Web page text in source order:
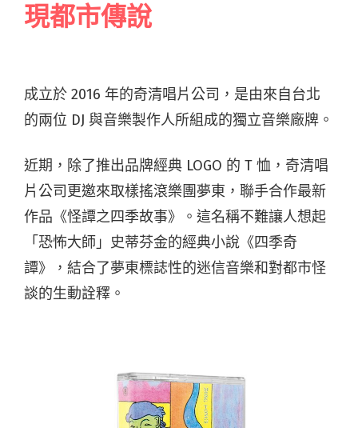
現都市傳說
成立於 2016 年的奇清唱片公司，是由來自台北
的兩位 DJ 與音樂製作人所組成的獨立音樂廠牌。
近期，除了推出品牌經典 LOGO 的 T 恤，奇清唱
片公司更邀來取樣搖滾樂團夢東，聯手合作最新
作品《怪譚之四季故事》。這名稱不難讓人想起
「恐怖大師」史蒂芬金的經典小說《四季奇
譚》，結合了夢東標誌性的迷信音樂和對都市怪
談的生動詮釋。